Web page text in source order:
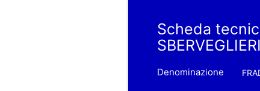
Scheda
Denominazione